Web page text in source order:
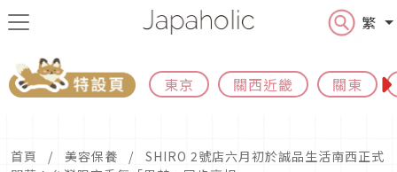
繁
東京 關西近畿 關東
首頁 美容保養
SHIRO 2號店六月初於誠品生活南西正式